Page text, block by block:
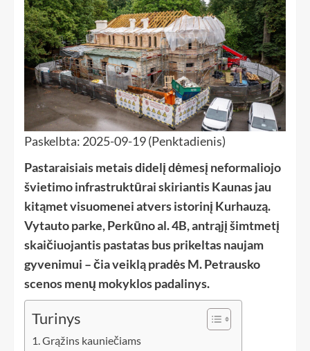
Paskelbta: 2025-09-19 (Penktadienis)
Pastaraisiais metais didelį dėmesį neformaliojo
švietimo infrastruktūrai skiriantis Kaunas jau
kitąmet visuomenei atvers istorinį Kurhauzą.
Vytauto parke, Perkūno al.4B,antrąjį šimtmetį
skaičiuojantis pastatas bus prikeltas naujam
gyvenimui – čia veiklą pradės M. Petrausko
scenos menų mokyklos padalinys.
Turinys
Grąžins kauniečiams